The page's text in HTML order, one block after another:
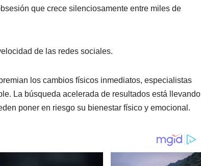
que crece silenciosamente entre miles de
de las redes sociales.
los cambios físicos inmediatos, especialistas
La búsqueda acelerada de resultados está llevando
poner en riesgo su bienestar físico y emocional.